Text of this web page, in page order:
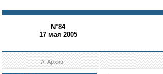
N°84
17 мая 2005
//Архив